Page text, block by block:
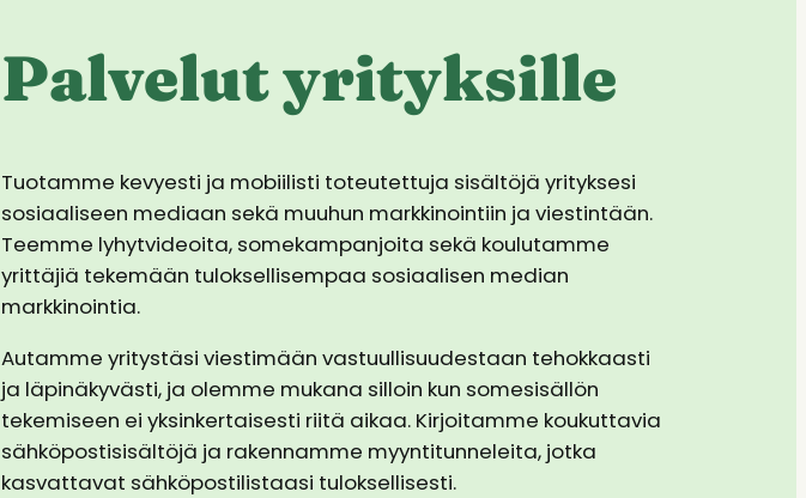
Palvelut yrityksille
Tuotamme kevyesti ja mobiilisti toteutettuja sisältöjä yrityksesi
sosiaaliseen mediaan sekä muuhun markkinointiin ja viestintään.
Teemme lyhytvideoita, somekampanjoita sekä koulutamme
yrittäjiä tekemään tuloksellisempaa sosiaalisen median
markkinointia.
Autamme yritystäsi viestimään vastuullisuudestaan tehokkaasti
ja läpinäkyvästi, ja olemme mukana silloin kun somesisällön
tekemiseen ei yksinkertaisesti riitä aikaa. Kirjoitamme koukuttavia
sähköpostisisältöjä ja rakennamme myyntitunneleita, jotka
kasvattavat sähköpostilistaasi tuloksellisesti.